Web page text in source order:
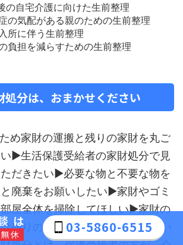
の自宅介護に向けた生前整理
の気配がある親のための生前整理
所に伴う生前整理
負担を減らすための生前整理
処分は、おまかせください
め家財の運搬と残りの家財を丸ご
▶生活保護受給者の家財処分で見
だきたい▶必要な物と不要な物を
廃棄をお願いしたい▶家財やゴミ
屋全体を掃除してほしい▶家財の
残りの家財を全て処分してほしい
は
休 03-5860-6515